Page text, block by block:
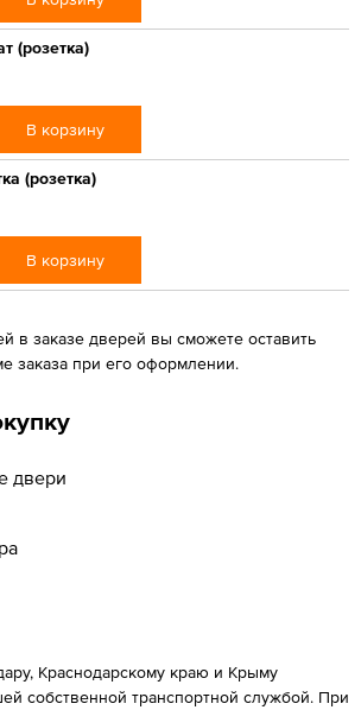
(розетка)
В корзину
(розетка)
В корзину
в заказе дверей вы сможете оставить
заказа при его оформлении.
двери
Краснодарскому краю и Крыму
собственной транспортной службой. При